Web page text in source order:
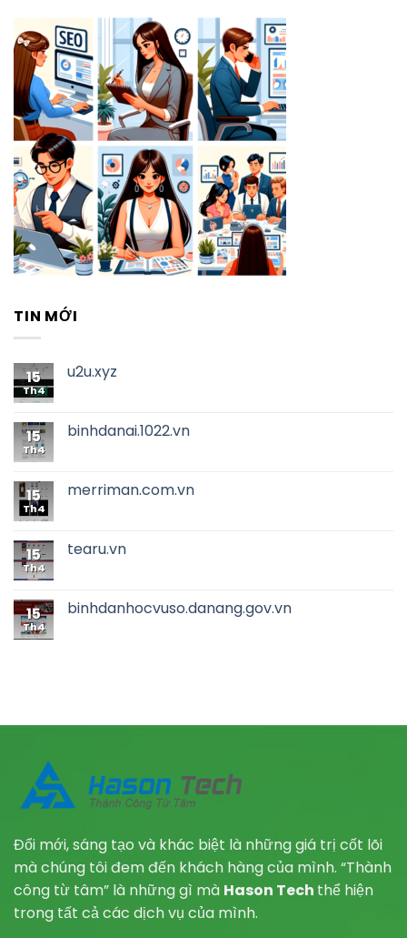
TIN MỚI
15
Th4
u2u.xyz
15
Th4
binhdanai.1022.vn
15
Th4
merriman.com.vn
15
Th4
tearu.vn
15
Th4
binhdanhocvuso.danang.gov.vn
Đổi mới, sáng tạo và khác biệt là những giá trị cốt lõi
mà chúng tôi đem đến khách hàng của mình. “Thành
công từ tâm” là những gì mà Hason Tech thể hiện
trong tất cả các dịch vụ của mình.